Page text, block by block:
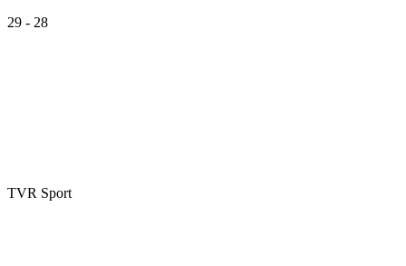
29 - 28
TVR Sport